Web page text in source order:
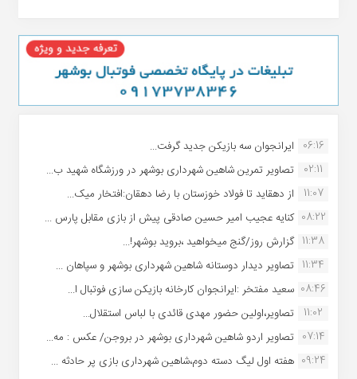
06:16 ایرانجوان سه بازیکن جدید گرفت...
02:11
تصاویر تمرین شاهین شهردارى بوشهر در ورزشگاه شهید ب...
11:07
از دهقاید تا فولاد خوزستان با رضا دهقان:افتخار میک...
08:22 کنایه عجیب امیر حسین صادقی پیش از بازی مقابل پارس ...
11:38 گزارش روز/گنج میخواهید ،بروید بوشهر!...
11:34 تصاویر دیدار دوستانه شاهین شهردارى بوشهر و سپاهان ...
08:46 سعید مفتخر :ایرانجوان کارخانه بازیکن سازی فوتبال ا...
11:02
تصاویر،اولین حضور مهدی قائدی با لباس استقلال...
07:14 تصاویر اردو شاهین شهرداری بوشهر در بروجن/ عکس : مه...
09:24 هفته اول لیگ دسته دوم،شاهین شهرداری بازی پر حادثه ...